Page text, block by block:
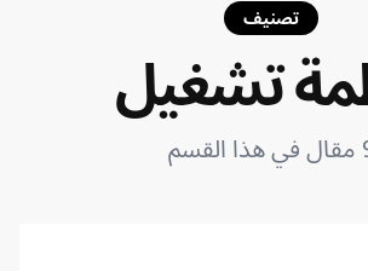
تصنيف
تشغيل